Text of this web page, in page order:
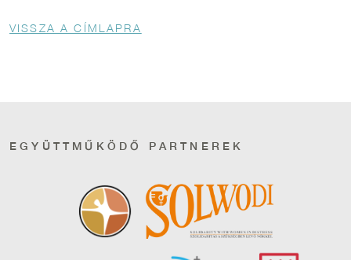
Morzsa
VISSZA A CÍMLAPRA
EGYÜTTMŰKÖDŐ PARTNEREK